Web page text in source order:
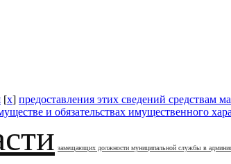
[x] предоставления этих сведений средствам
и обязательствах имущественного
замещающих должности муниципальной службы в